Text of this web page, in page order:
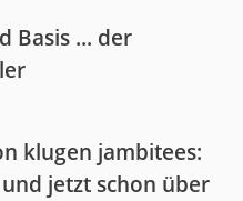
Basis ... der
klugen jambitees:
jetzt schon über